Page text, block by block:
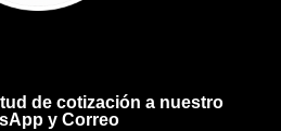
de cotización a nuestro
y Correo